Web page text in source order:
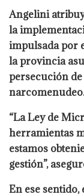
Angelini
la
impulsada por
la provincia
persecución
narcomenudeo.
“La Ley de
herramientas
estamos
gestión”,
En ese